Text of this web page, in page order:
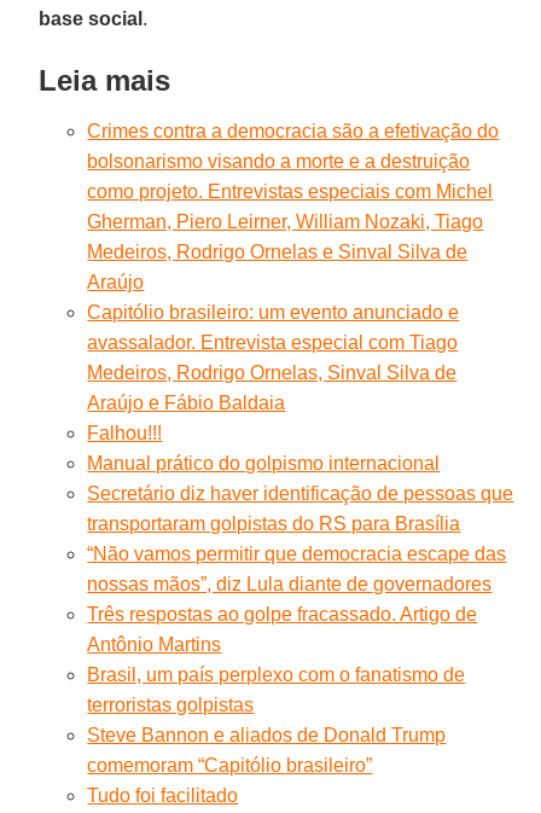
base social .
Leia mais
Crimes contra a democracia são a efetivação do
bolsonarismo visando a morte e a destruição
como projeto. Entrevistas especiais com Michel
Gherman, Piero Leirner, William Nozaki, Tiago
Medeiros, Rodrigo Ornelas e Sinval Silva de
Araújo
Capitólio brasileiro: um evento anunciado e
avassalador. Entrevista especial com Tiago
Medeiros, Rodrigo Ornelas, Sinval Silva de
Araújo e Fábio Baldaia
Falhou!!!
Manual prático do golpismo internacional
Secretário diz haver identificação de pessoas que
transportaram golpistas do RS para Brasília
“Não vamos permitir que democracia escape das
nossas mãos”, diz Lula diante de governadores
Três respostas ao golpe fracassado. Artigo de
Antônio Martins
Brasil, um país perplexo com o fanatismo de
terroristas golpistas
Steve Bannon e aliados de Donald Trump
comemoram “Capitólio brasileiro”
Tudo foi facilitado